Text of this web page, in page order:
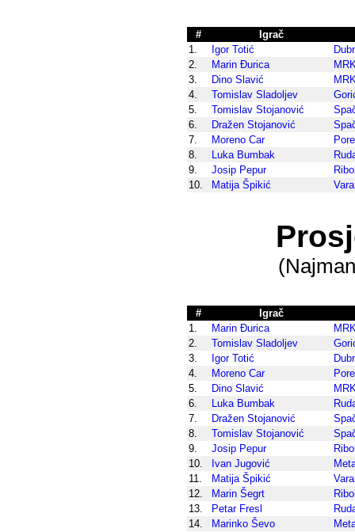
#
Igrač
1.
Igor Totić
2.
Marin Đurica
3.
Dino Slavić
4.
Tomislav Sladoljev
5.
Tomislav Stojanović
6.
Dražen Stojanović
7.
Moreno Car
8.
Luka Bumbak
9.
Josip Pepur
10.
Matija Špikić
#
Igrač
1.
Marin Đurica
2.
Tomislav Sladoljev
3.
Igor Totić
4.
Moreno Car
5.
Dino Slavić
6.
Luka Bumbak
7.
Dražen Stojanović
8.
Tomislav Stojanović
9.
Josip Pepur
10.
Ivan Jugović
11.
Matija Špikić
12.
Marin Šegrt
13.
Petar Fresl
14.
Marinko Ševo